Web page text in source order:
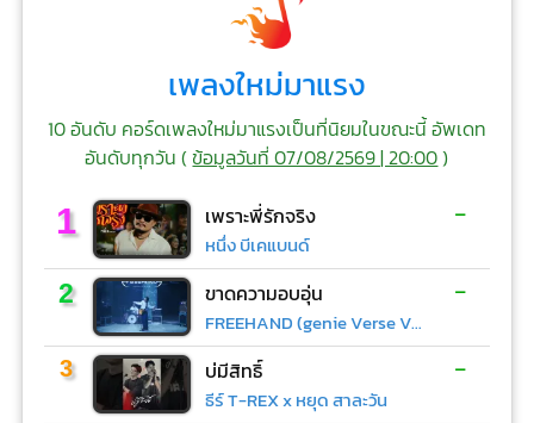
เพลงใหม่มาแรง
10 อันดับ คอร์ดเพลงใหม่มาแรงเป็นที่นิยมในขณะนี้ อัพเดท
อันดับทุกวัน (ข้อมูลวันที่ 07/08/2569 | 20:00)
1 เพราะพี่รักจริง
หนึ่ง บีเคแบนด์
-
2 ขาดความอบอุ่น
FREEHAND (genie Verse Vol.1)
-
3 บ่มีสิทธิ์
ธีร์ T-REX x หยุด สาละวัน
-